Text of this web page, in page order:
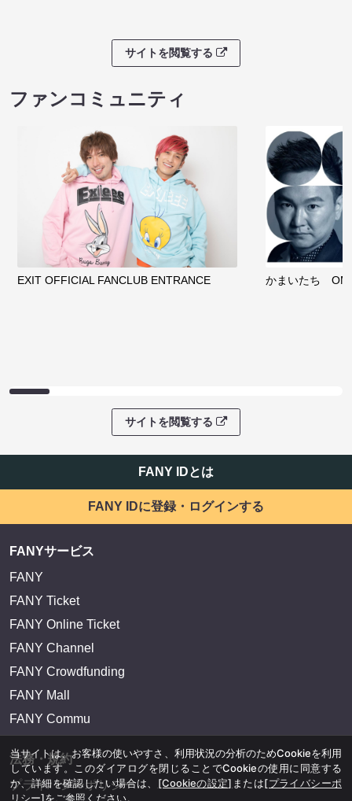
サイトを閲覧する
ファンコミュニティ
EXIT OFFICIAL FANCLUB ENTRANCE かまいたち
サイトを閲覧する
FANY IDとは
FANY IDに登録・ログインする
FANYサービス
FANY
FANY Ticket
FANY Online Ticket
FANY Channel
FANY Crowdfunding
FANY Mall
FANY Commu
法務・規約
プライバシーポリシー
当サイトは、お客様の使いやすさ、利用状況の分析のためCookieを利用
しています。このダイアログを閉じることでCookieの使用に同意する
か、詳細を確認したい場合は、 [Cookieの設定] または[プライバシーポ
リシー]をご参照ください。